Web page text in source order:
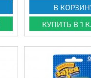
В
КУПИТЬ В 1